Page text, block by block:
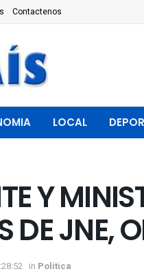
Contactenos
LOCAL
Y
DE JNE,
in Politica